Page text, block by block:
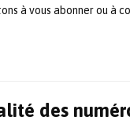
à vous abonner ou à
des